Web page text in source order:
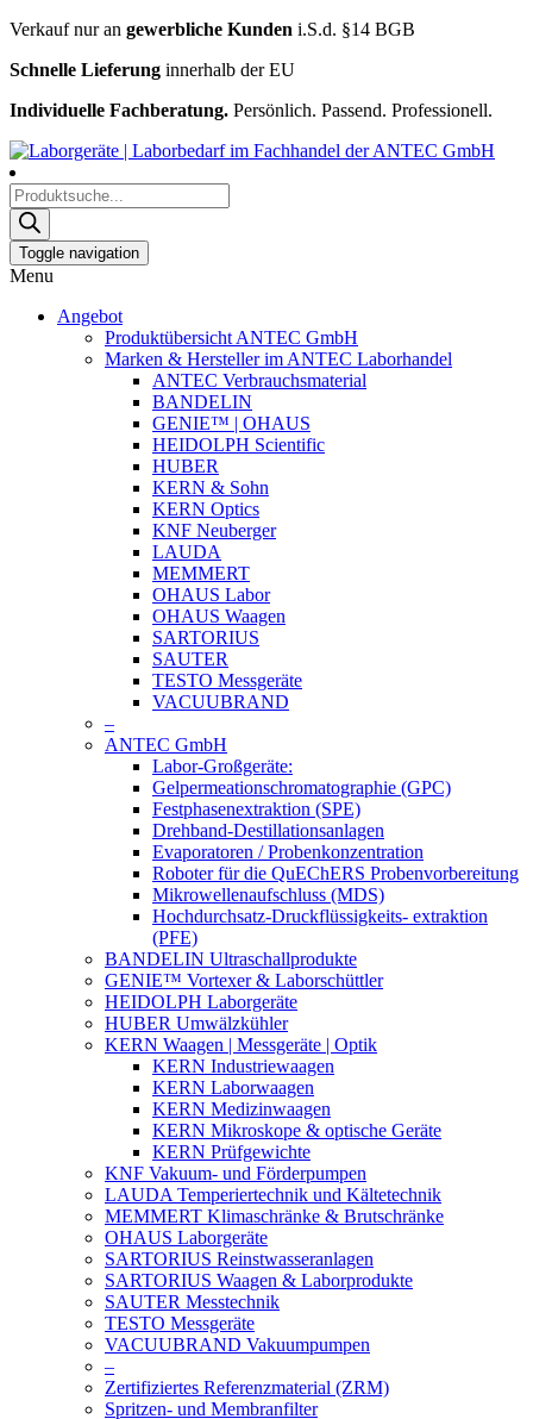
Verkauf nur an gewerbliche Kunden i.S.d. §14 BGB
Schnelle Lieferung innerhalb der EU
Individuelle Fachberatung. Persönlich. Passend. Professionell.
Products
search
Toggle navigation
Menu
Angebot
Produktübersicht ANTEC GmbH
Marken & Hersteller im ANTEC Laborhandel
ANTEC Verbrauchsmaterial
BANDELIN
GENIE™ | OHAUS
HEIDOLPH Scientific
HUBER
KERN & Sohn
KERN Optics
KNF Neuberger
LAUDA
MEMMERT
OHAUS Labor
OHAUS Waagen
SARTORIUS
SAUTER
TESTO Messgeräte
VACUUBRAND
–
ANTEC GmbH
Labor-Großgeräte:
Gelpermeationschromatographie (GPC)
Festphasenextraktion (SPE)
Drehband-Destillationsanlagen
Evaporatoren / Probenkonzentration
Roboter für die QuEChERS Probenvorbereitung
Mikrowellenaufschluss (MDS)
Hochdurchsatz-Druckflüssigkeits- extraktion
(PFE)
BANDELIN Ultraschallprodukte
GENIE™ Vortexer & Laborschüttler
HEIDOLPH Laborgeräte
HUBER Umwälzkühler
KERN Waagen | Messgeräte | Optik
KERN Industriewaagen
KERN Laborwaagen
KERN Medizinwaagen
KERN Mikroskope & optische Geräte
KERN Prüfgewichte
KNF Vakuum- und Förderpumpen
LAUDA Temperiertechnik und Kältetechnik
MEMMERT Klimaschränke & Brutschränke
OHAUS Laborgeräte
SARTORIUS Reinstwasseranlagen
SARTORIUS Waagen & Laborprodukte
SAUTER Messtechnik
TESTO Messgeräte
VACUUBRAND Vakuumpumpen
–
Zertifiziertes Referenzmaterial (ZRM)
Spritzen- und Membranfilter